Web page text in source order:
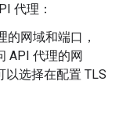
代理：
的网域和端口，
API 代理的网
以选择在配置 TLS